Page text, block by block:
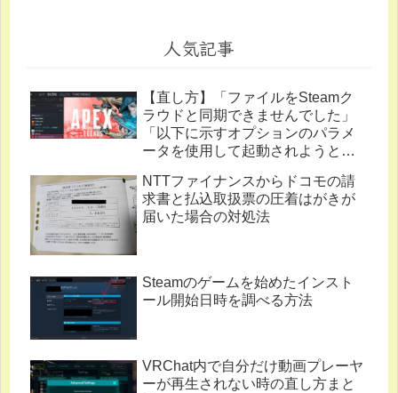
人気記事
【直し方】「ファイルをSteamク
ラウドと同期できませんでした」
「以下に示すオプションのパラメ
ータを使用して起動されようとし
NTTファイナンスからドコモの請
求書と払込取扱票の圧着はがきが
届いた場合の対処法
Steamのゲームを始めたインスト
ール開始日時を調べる方法
VRChat内で自分だけ動画プレーヤ
ーが再生されない時の直し方まと